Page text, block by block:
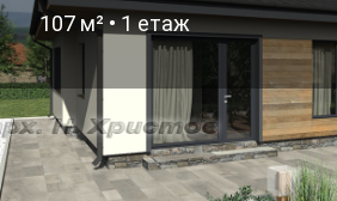
107 м² •1етаж